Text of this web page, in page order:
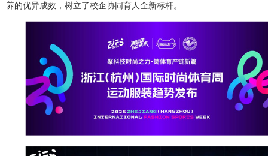
养的优异成效，树立了校企协同育人全新标杆。